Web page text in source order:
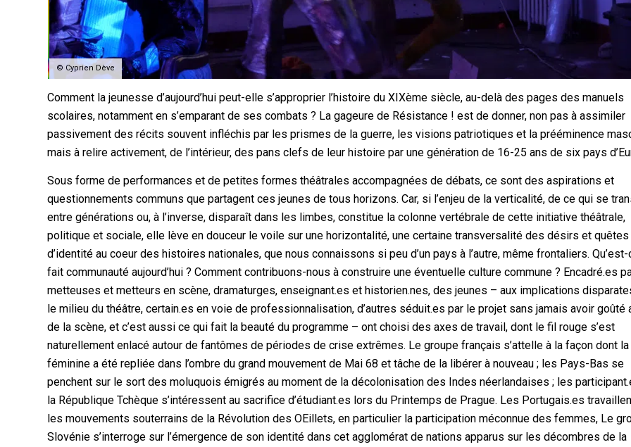
© Cyprien Dève
Comment la jeunesse d’aujourd’hui peut-elle s’approprier l’histoire du XIXème siècle, au-delà des pages des manuels
scolaires, notamment en s’emparant de ses combats ? La gageure de Résistance ! est de donner, non pas à assimiler
passivement des récits souvent infléchis par les prismes de la guerre, les visions patriotiques et la prééminence
mais à relire activement, de l’intérieur, des pans clefs de leur histoire par une génération de 16-25 ans de six pays
Sous forme de performances et de petites formes théâtrales accompagnées de débats, ce sont des aspirations et
questionnements communs que partagent ces jeunes de tous horizons. Car, si l’enjeu de la verticalité, de ce qui se
entre générations ou, à l’inverse, disparaît dans les limbes, constitue la colonne vertébrale de cette initiative théâtrale,
politique et sociale, elle lève en douceur le voile sur une horizontalité, une certaine transversalité des désirs et quêtes
d’identité au coeur des histoires nationales, que nous connaissons si peu d’un pays à l’autre, même frontaliers.
fait communauté aujourd’hui ? Comment contribuons-nous à construire une éventuelle culture commune ? Encadré.es
metteuses et metteurs en scène, dramaturges, enseignant.es et historien.nes, des jeunes – aux implications
le milieu du théâtre, certain.es en voie de professionnalisation, d’autres séduit.es par le projet sans jamais avoir goûté
de la scène, et c’est aussi ce qui fait la beauté du programme – ont choisi des axes de travail, dont le fil rouge s’est
naturellement enlacé autour de fantômes de périodes de crise extrêmes. Le groupe français s’attelle à la façon dont
féminine a été repliée dans l’ombre du grand mouvement de Mai 68 et tâche de la libérer à nouveau ; les Pays-Bas se
penchent sur le sort des moluquois émigrés au moment de la décolonisation des Indes néerlandaises ; les
la République Tchèque s’intéressent au sacrifice d’étudiant.es lors du Printemps de Prague. Les Portugais.es
les mouvements souterrains de la Révolution des OEillets, en particulier la participation méconnue des femmes, Le
Slovénie s’interroge sur l’émergence de son identité dans cet agglomérat de nations apparus sur les décombres de la